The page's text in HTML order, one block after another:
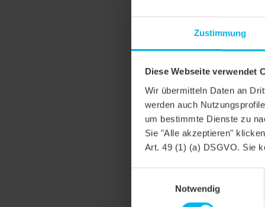
Zustimmung
Diese Webseite verwendet
Wir übermitteln Daten an
werden auch
um bestimmte Dienste zu
Sie "Alle akzeptieren"
Art. 49 (1) (a) DSGVO. Sie
Notwendig